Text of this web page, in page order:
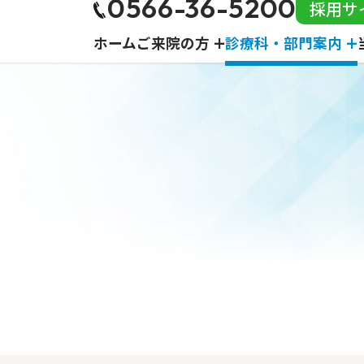
ホームご来院の方 診療科・部門案内
0566-36-5200 採用サ